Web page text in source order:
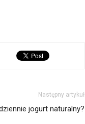
Następny artykuł
jogurt naturalny?